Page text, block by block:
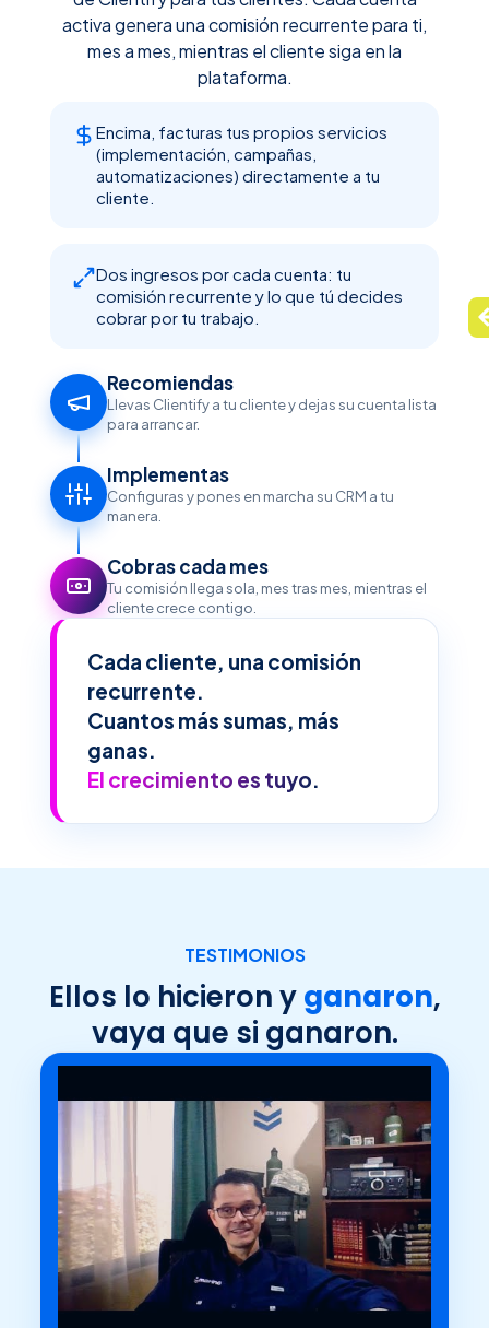
activa genera una comisión recurrente para ti,
mes a mes, mientras el cliente siga en la
plataforma.
Encima, facturas tus propios servicios
(implementación, campañas,
automatizaciones) directamente a tu
cliente.
Dos ingresos por cada cuenta: tu
comisión recurrente y lo que tú decides
cobrar por tu trabajo.
Recomiendas
Llevas Clientify a tu cliente y dejas su cuenta lista
para arrancar.
Implementas
Configuras y pones en marcha su CRM a tu
manera.
Cobras cada mes
Tu comisión llega sola, mes tras mes, mientras el
cliente crece contigo.
Cada cliente, una comisión
recurrente.
Cuantos más sumas, más
ganas.
El crecimiento es tuyo.
TESTIMONIOS
Ellos lo hicieron yganaron,
vaya que si ganaron.